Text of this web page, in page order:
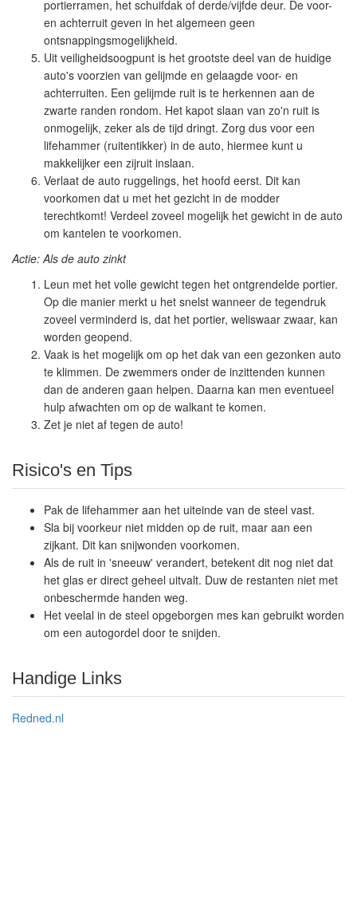
portierramen, het schuifdak of derde/vijfde deur. De voor-
en achterruit geven in het algemeen geen
ontsnappingsmogelijkheid.
Uit veiligheidsoogpunt is het grootste deel van de huidige
auto's voorzien van gelijmde en gelaagde voor- en
achterruiten. Een gelijmde ruit is te herkennen aan de
zwarte randen rondom. Het kapot slaan van zo'n ruit is
onmogelijk, zeker als de tijd dringt. Zorg dus voor een
lifehammer (ruitentikker) in de auto, hiermee kunt u
makkelijker een zijruit inslaan.
Verlaat de auto ruggelings, het hoofd eerst. Dit kan
voorkomen dat u met het gezicht in de modder
terechtkomt! Verdeel zoveel mogelijk het gewicht in de auto
om kantelen te voorkomen.
Actie: Als de auto zinkt
Leun met het volle gewicht tegen het ontgrendelde portier.
Op die manier merkt u het snelst wanneer de tegendruk
zoveel verminderd is, dat het portier, weliswaar zwaar, kan
worden geopend.
Vaak is het mogelijk om op het dak van een gezonken auto
te klimmen. De zwemmers onder de inzittenden kunnen
dan de anderen gaan helpen. Daarna kan men eventueel
hulp afwachten om op de walkant te komen.
Zet je niet af tegen de auto!
Risico's en Tips
Pak de lifehammer aan het uiteinde van de steel vast.
Sla bij voorkeur niet midden op de ruit, maar aan een
zijkant. Dit kan snijwonden voorkomen.
Als de ruit in 'sneeuw' verandert, betekent dit nog niet dat
het glas er direct geheel uitvalt. Duw de restanten niet met
onbeschermde handen weg.
Het veelal in de steel opgeborgen mes kan gebruikt worden
om een autogordel door te snijden.
Handige Links
Redned.nl